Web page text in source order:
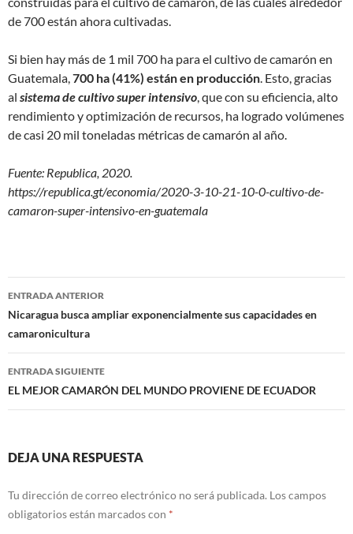
de 700 están ahora cultivadas.
Si bien hay más de 1 mil 700 ha para el cultivo de camarón en
Guatemala, 700 ha (41%) están en producción . Esto, gracias
al sistema de cultivo super intensivo , que con su eficiencia, alto
rendimiento y optimización de recursos, ha logrado volúmenes
de casi 20 mil toneladas métricas de camarón al año.
Fuente: Republica, 2020.
https://republica.gt/economia/2020-3-10-21-10-0-cultivo-de-
camaron-super-intensivo-en-guatemala
Navegación
de
entradas
ENTRADA ANTERIOR
Nicaragua busca ampliar exponencialmente sus capacidades en
camaronicultura
ENTRADA SIGUIENTE
EL MEJOR CAMARÓN DEL MUNDO PROVIENE DE ECUADOR
DEJA UNA RESPUESTA
Tu dirección de correo electrónico no será publicada. Los campos
obligatorios están marcados con *